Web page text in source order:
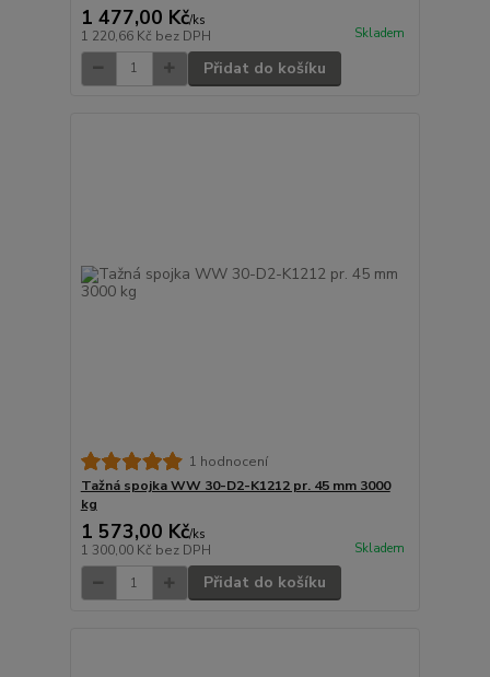
1 477,00 Kč/ks
1 220,66 Kč bez DPH Skladem
Přidat do košíku
1 hodnocení
Tažná spojka WW 30-D2-K1212 pr. 45 mm 3000
kg
1 573,00 Kč/ks
1 300,00 Kč bez DPH Skladem
Přidat do košíku